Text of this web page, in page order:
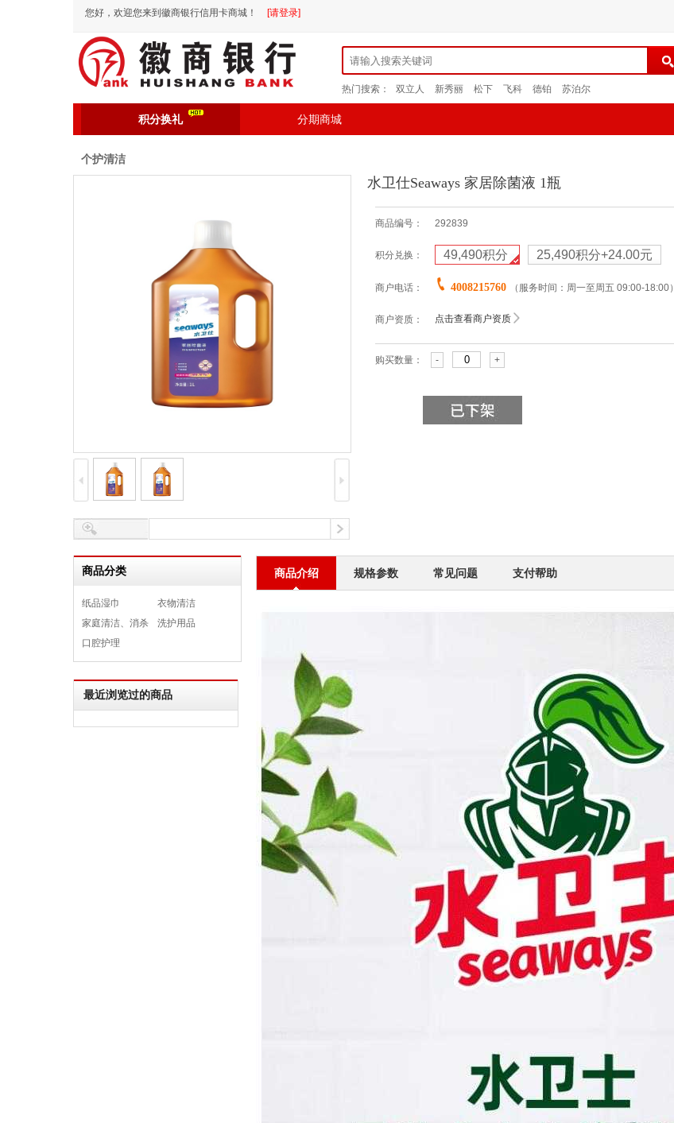
您好，欢迎您来到徽商银行信用卡商城！ [请登录]
热门搜索： 双立人 新秀丽 松下 飞科 德铂 苏泊尔
积分换礼 分期商城
个护清洁
水卫仕Seaways 家居除菌液 1瓶
商品编号： 292839
积分兑换： 49,490积分 25,490积分+24.00元
商户电话： 4008215760 （服务时间：周一至周五 09:00-18:00）
商户资质： 点击查看商户资质
购买数量： - +
商品分类
纸品湿巾
衣物清洁
家庭清洁、消杀
洗护用品
口腔护理
最近浏览过的商品
商品介绍 规格参数 常见问题 支付帮助